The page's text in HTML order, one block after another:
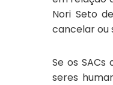
Nori Seto
cancelar ou
Se os
seres